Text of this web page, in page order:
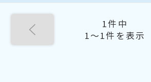
1件中
1〜1件を表示